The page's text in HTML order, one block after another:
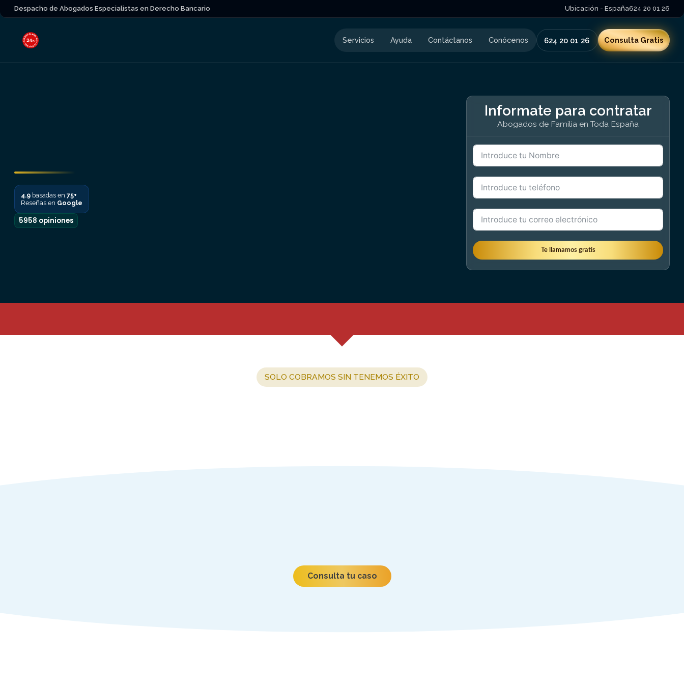
Despacho de Abogados Especialistas en Derecho Bancario Ubicación - España624 20 01 26
Servicios Ayuda Contáctanos Conócenos 624 20 01 26 Consulta Gratis
4.9 basadas en 75+
Reseñas en Google
5958 opiniones
Informate para contratar
Abogados de Familia en Toda España
Te llamamos gratis
SOLO COBRAMOS SIN TENEMOS ÉXITO
Consulta tu caso